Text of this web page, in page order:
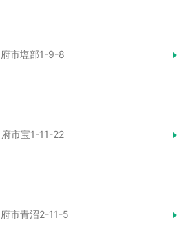
市塩部1-9-8
市宝1-11-22
市青沼2-11-5